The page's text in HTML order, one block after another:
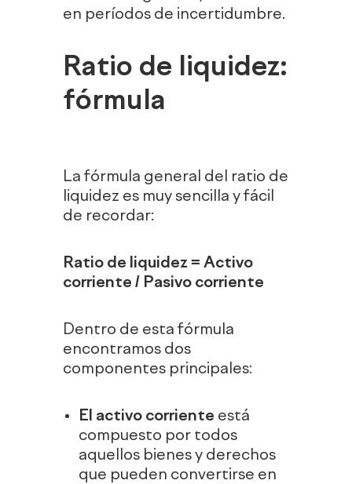
en períodos de incertidumbre.
Ratio de liquidez:
fórmula
La fórmula general del ratio de
liquidez es muy sencilla y fácil
de recordar:
Ratio de liquidez = Activo
corriente / Pasivo corriente
Dentro de esta fórmula
encontramos dos
componentes principales:
El activo corriente está
compuesto por todos
aquellos bienes y derechos
que pueden convertirse en